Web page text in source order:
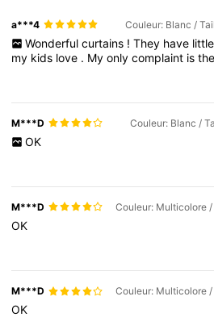
a***4 Couleur: Blanc /
Wonderful curtains ! They have little
my kids love . Myonlycomplaint is
M***D Couleur: Blanc /
OK
M***D
OK
M***D
OK